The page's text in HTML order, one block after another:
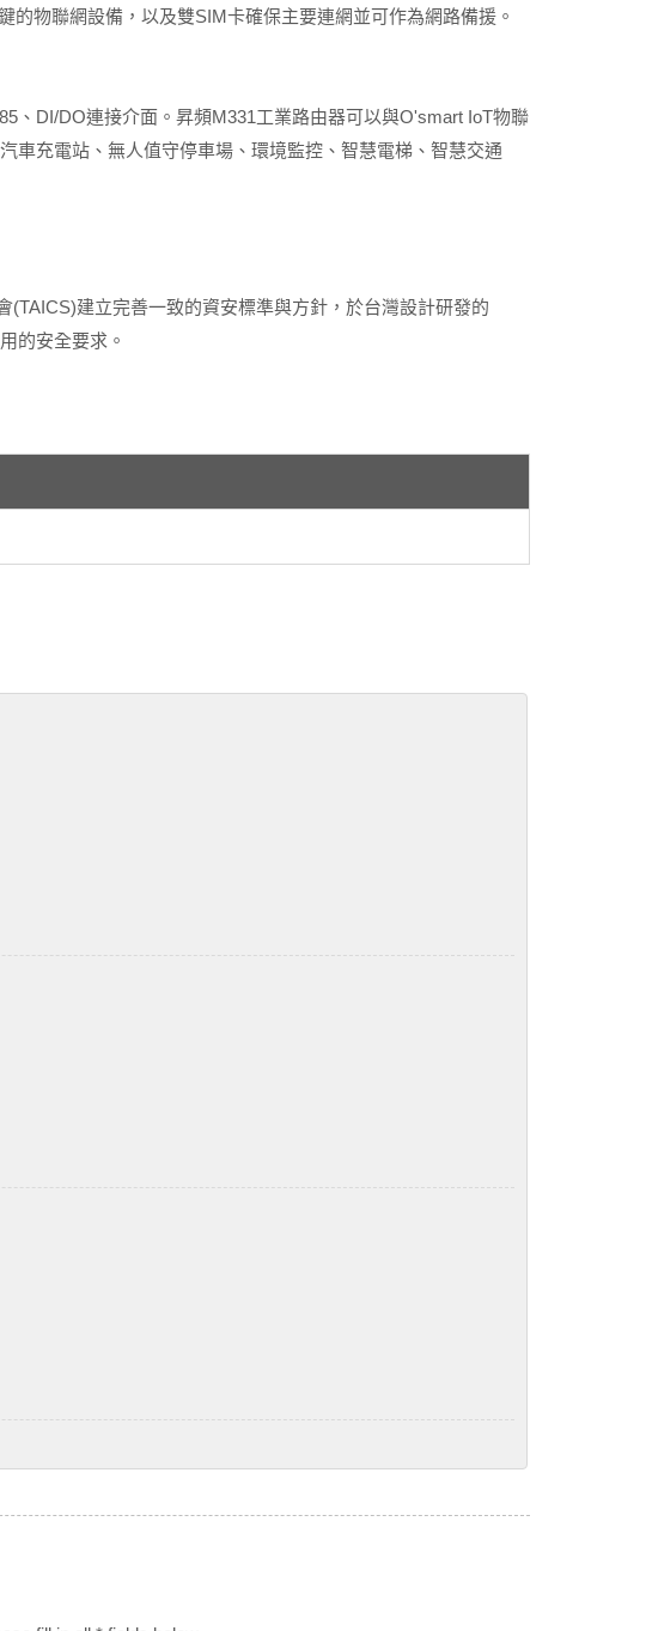
物聯網設備，以及雙SIM卡確保主要連網並可作為網路備援。
、DI/DO連接介面。昇頻M331工業路由器可以與O'smart IoT物聯
車充電站、無人值守停車場、環境監控、智慧電梯、智慧交通
建立完善一致的資安標準與方針，於台灣設計研發的
的安全要求。